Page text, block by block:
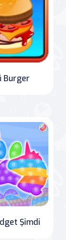
Burger
Şimdi